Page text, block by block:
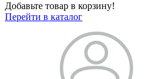
Добавьте товар в корзину!
Перейти в каталог